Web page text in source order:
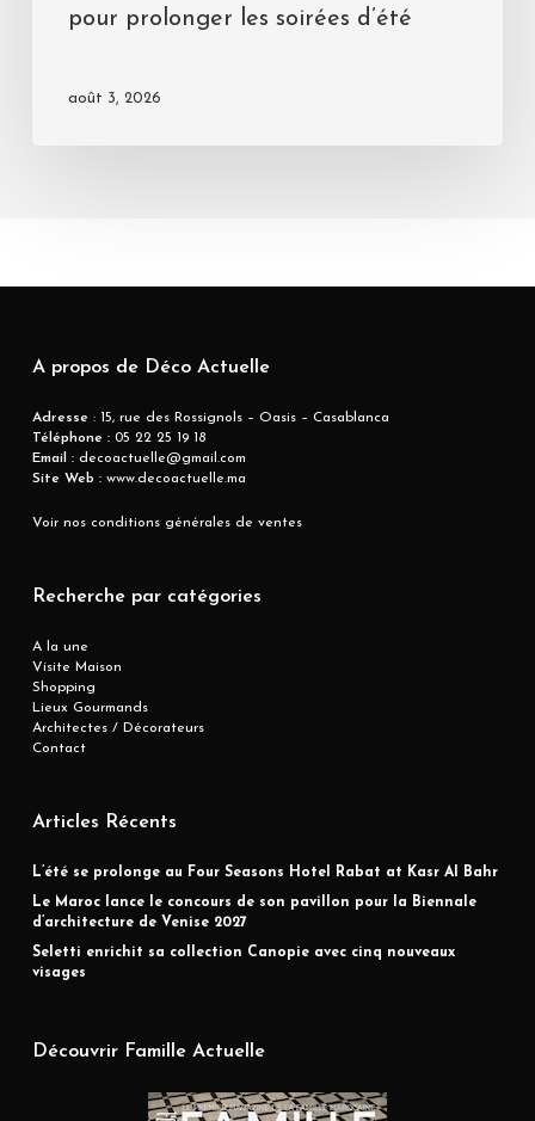
pour prolonger les soirées d’été
août 3, 2026
A propos de Déco Actuelle
Adresse : 15, rue des Rossignols – Oasis – Casablanca
Téléphone :05 22 25 19 18
Email :decoactuelle@gmail.com
Site Web :www.decoactuelle.ma
Voir nos conditions générales de ventes
Recherche par catégories
A la une
Visite Maison
Shopping
Lieux Gourmands
Architectes / Décorateurs
Contact
Articles Récents
L’été se prolonge au Four Seasons Hotel Rabat at Kasr Al Bahr
Le Maroc lance le concours de son pavillon pour la Biennale
d’architecture de Venise 2027
Seletti enrichit sa collection Canopie avec cinq nouveaux
visages
Découvrir Famille Actuelle